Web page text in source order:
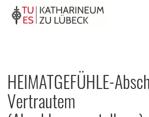
HEIMATGEFÜHLE-
Vertrautem